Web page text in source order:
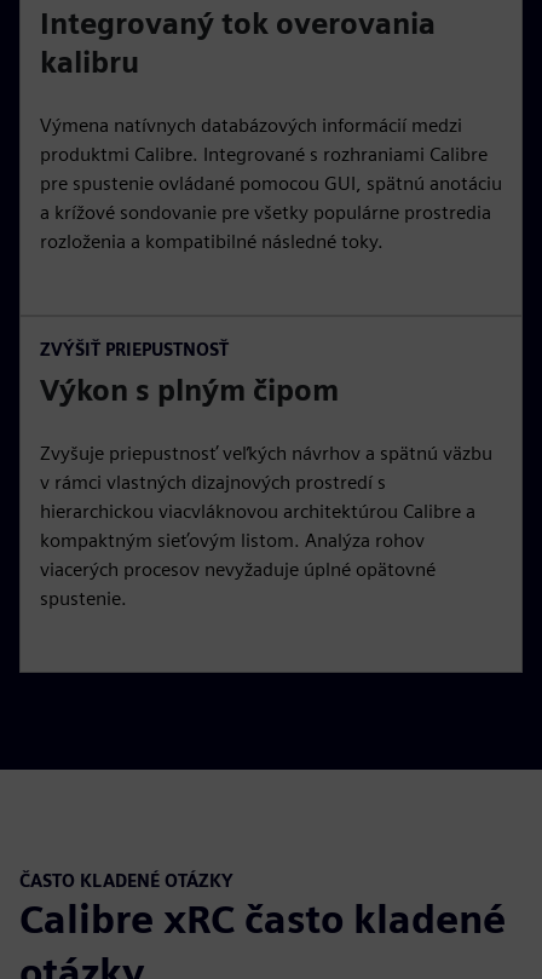
Integrovaný tok overovania
kalibru
Výmena natívnych databázových informácií medzi
produktmi Calibre. Integrované s rozhraniami Calibre
pre spustenie ovládané pomocou GUI, spätnú anotáciu
a krížové sondovanie pre všetky populárne prostredia
rozloženia a kompatibilné následné toky.
ZVÝŠIŤ PRIEPUSTNOSŤ
Výkon s plným čipom
Zvyšuje priepustnosť veľkých návrhov a spätnú väzbu
v rámci vlastných dizajnových prostredí s
hierarchickou viacvláknovou architektúrou Calibre a
kompaktným sieťovým listom. Analýza rohov
viacerých procesov nevyžaduje úplné opätovné
spustenie.
ČASTO KLADENÉ OTÁZKY
Calibre xRC často kladené